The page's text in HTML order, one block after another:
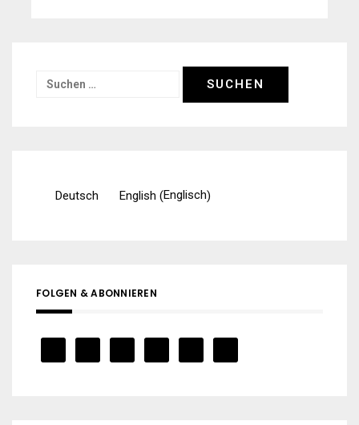
Suchen
Deutsch English (Englisch)
FOLGEN & ABONNIEREN